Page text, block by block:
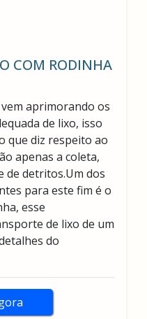
COM RODINHA
aprimorando os
de lixo, isso
que diz respeito ao
apenas a coleta,
de detritos.Um dos
para este fim é o
esse
de lixo de um
do